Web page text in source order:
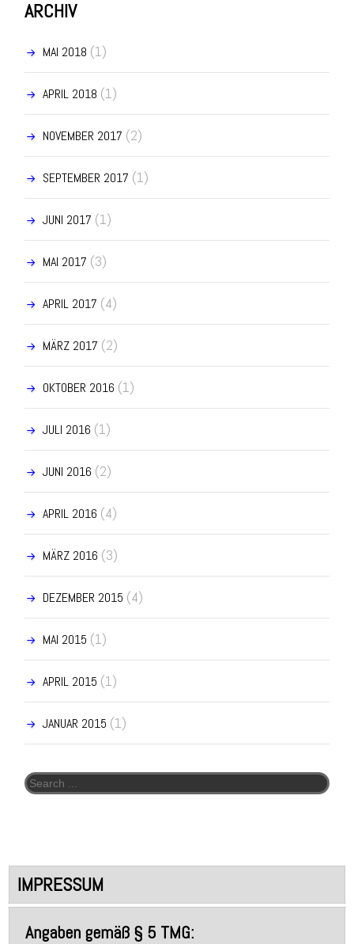
ARCHIV
MAI 2018 (1)
APRIL 2018 (1)
NOVEMBER 2017 (2)
SEPTEMBER 2017 (1)
JUNI 2017 (1)
MAI 2017 (3)
APRIL 2017 (4)
MÄRZ 2017 (2)
OKTOBER 2016 (1)
JULI 2016 (1)
JUNI 2016 (2)
APRIL 2016 (4)
MÄRZ 2016 (3)
DEZEMBER 2015 (4)
MAI 2015 (1)
APRIL 2015 (1)
JANUAR 2015 (1)
Search for:
IMPRESSUM
Angaben gemäß § 5 TMG: